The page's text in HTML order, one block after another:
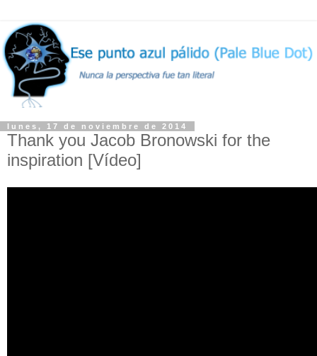
lunes, 17 de noviembre de 2014
Thank you Jacob Bronowski for the
inspiration [Vídeo]